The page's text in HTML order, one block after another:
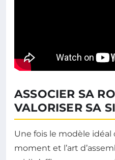
ASSOCIER SA
VALORISER SA
Une fois le modèle idéal
moment et l’art